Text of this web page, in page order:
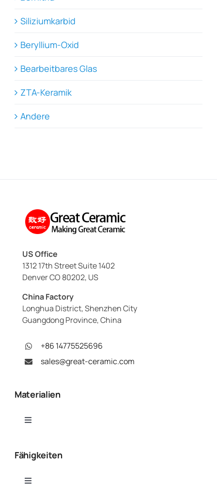
Siliziumkarbid
Beryllium-Oxid
Bearbeitbares Glas
ZTA-Keramik
Andere
US Office
1312 17th Street Suite 1402
Denver CO 80202, US
China Factory
Longhua District, Shenzhen City
Guangdong Province, China
+86 14775525696
sales@great-ceramic.com
Materialien
Toggle
Aluminiumnitrid (AlN)
Fähigkeiten